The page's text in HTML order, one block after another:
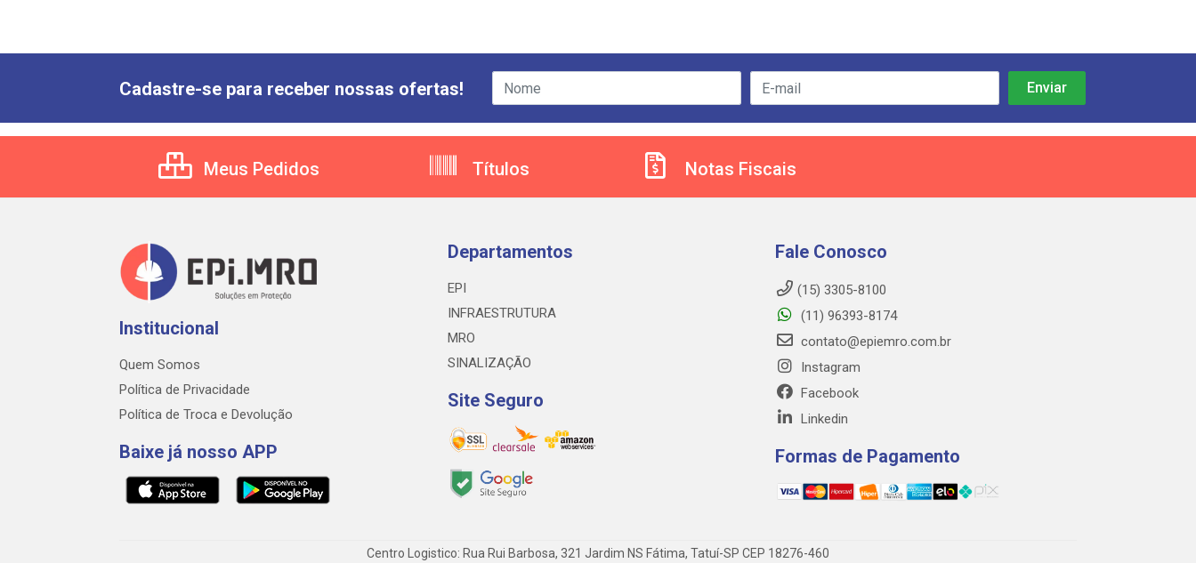
Cadastre-se para receber nossas ofertas!
Meus Pedidos Títulos Notas Fiscais
Institucional
Quem Somos
Política de Privacidade
Política de Troca e Devolução
Baixe já nosso APP
Departamentos
EPI
INFRAESTRUTURA
MRO
SINALIZAÇÃO
Site Seguro
Fale Conosco
(15) 3305-8100
(11) 96393-8174
contato@epiemro.com.br
Instagram
Facebook
Linkedin
Formas de Pagamento
Centro Logistico: Rua Rui Barbosa, 321 Jardim NS Fátima, Tatuí-SP CEP 18276-460